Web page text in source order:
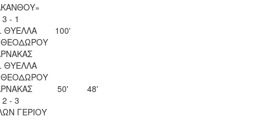
3 - 1
ΘΥΕΛΛΑ
ΘΕΟΔΩΡΟΥ
100'
ΘΥΕΛΛΑ
ΘΕΟΔΩΡΟΥ
2 - 3
ΓΕΡΙΟΥ
50' 48'